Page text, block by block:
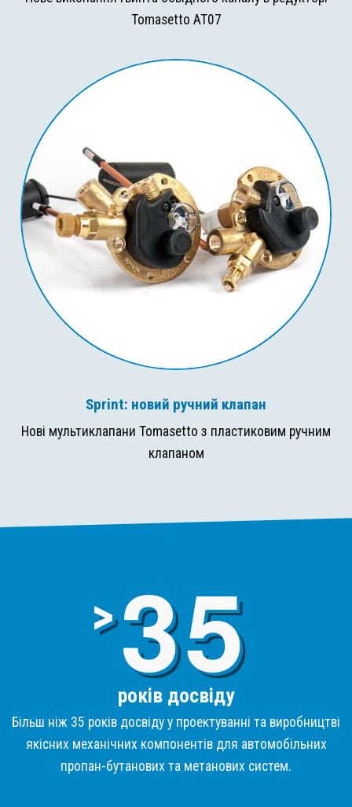
Tomasetto AT07
Sprint: новий ручний клапан
Нові мультиклапани Tomasetto з пластиковим ручним
клапаном
>3
років досвіду
Більш ніж 35 років досвіду у проектуванні та виробництві
якісних механічних компонентів для автомобільних
пропан-бутанових та метанових систем.